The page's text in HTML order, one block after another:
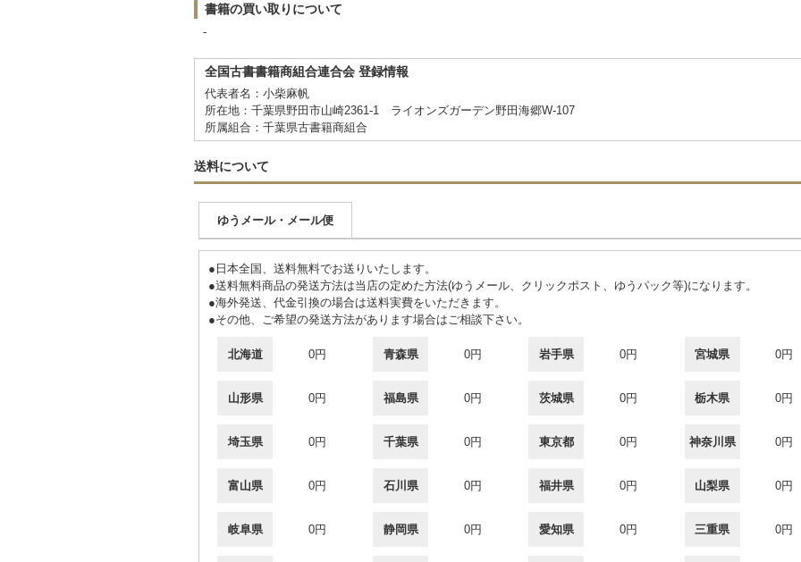
書籍の買い取りについて
-
全国古書書籍商組合連合会 登録情報
代表者名：小柴麻帆
所在地：千葉県野田市山崎2361-1 ライオンズガーデン野田海郷W-107
所属組合：千葉県古書籍商組合
送料について
ゆうメール・メール便
●日本全国、送料無料でお送りいたします。
●送料無料商品の発送方法は当店の定めた方法(ゆうメール、クリックポスト、ゆうパック等)になります。
●海外発送、代金引換の場合は送料実費をいただきます。
●その他、ご希望の発送方法があります場合はご相談下さい。
北海道 0円 青森県 0円 岩手県 0円 宮城県 0円
山形県 0円 福島県 0円 茨城県 0円 栃木県 0円
埼玉県 0円 千葉県 0円 東京都 0円 神奈川県 0円
富山県 0円 石川県 0円 福井県 0円 山梨県 0円
岐阜県 0円 静岡県 0円 愛知県 0円 三重県 0円